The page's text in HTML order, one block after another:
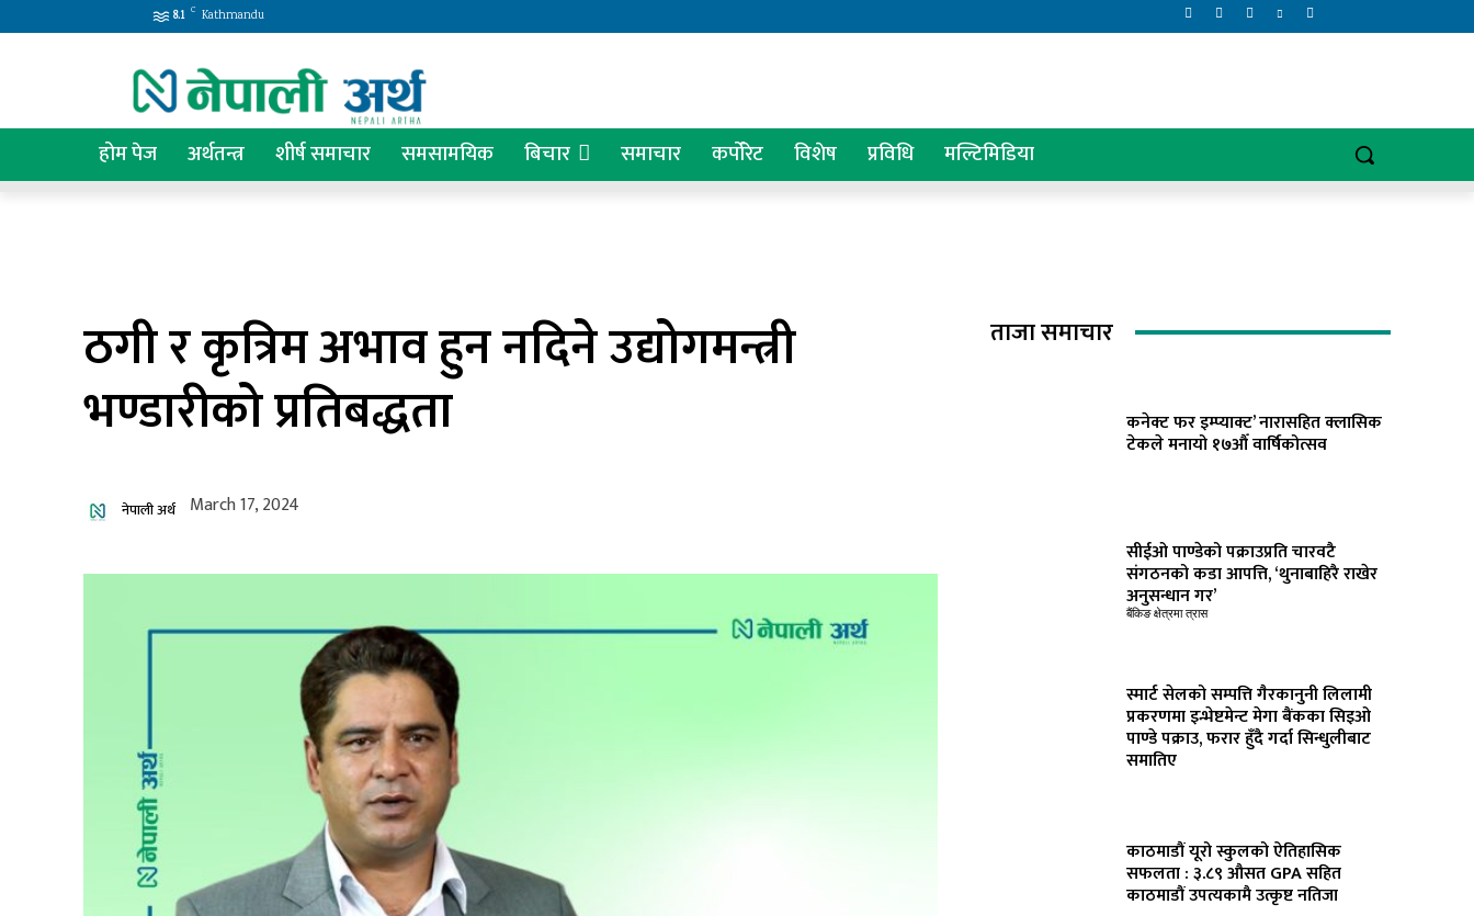
8.1 C Kathmandu
होम पेज अर्थतन्त्र शीर्ष समाचार समसामयिक बिचार समाचार कर्पोरेट विशेष प्रविधि मल्टिमिडिया
ठगी र कृत्रिम अभाव हुन नदिने उद्योगमन्त्री
भण्डारीको प्रतिबद्धता
नेपाली अर्थ March 17, 2024
ताजा समाचार
कनेक्ट फर इम्प्याक्ट’ नारासहित क्लासिक
टेकले मनायो १७औँ वार्षिकोत्सव
सीईओ पाण्डेको पक्राउप्रति चारवटै
संगठनको कडा आपत्ति, ‘थुनाबाहिरै राखेर
अनुसन्धान गर’
बैंकिङ क्षेत्रमा त्रास
स्मार्ट सेलको सम्पत्ति गैरकानुनी लिलामी
प्रकरणमा इन्भेष्टमेन्ट मेगा बैंकका सिइओ
पाण्डे पक्राउ, फरार हुँदै गर्दा सिन्धुलीबाट
समातिए
काठमाडौं यूरो स्कुलको ऐतिहासिक
सफलता : ३.८९ औसत GPA सहित
काठमाडौं उपत्यकामै उत्कृष्ट नतिजा